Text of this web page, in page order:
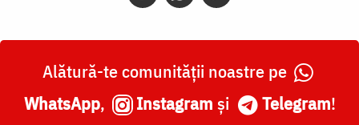
Alătură-te comunității noastre pe
WhatsApp, Instagram și Telegram!